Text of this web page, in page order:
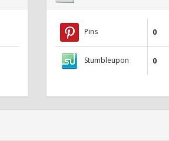
Pins 0
Stumbleupon 0